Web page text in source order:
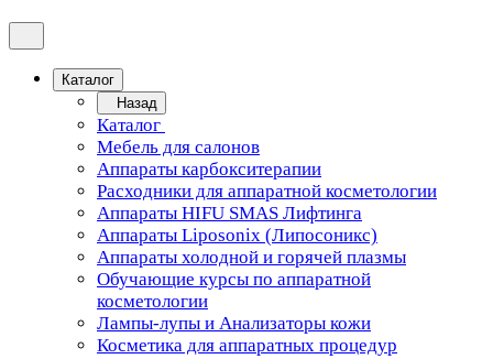
Каталог
Назад
Каталог
Мебель для салонов
Аппараты карбокситерапии
Расходники для аппаратной косметологии
Аппараты HIFU SMAS Лифтинга
Аппараты Liposonix (Липосоникс)
Аппараты холодной и горячей плазмы
Обучающие курсы по аппаратной
косметологии
Лампы-лупы и Анализаторы кожи
Косметика для аппаратных процедур